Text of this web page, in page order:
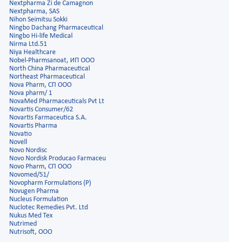
Nextpharma Zi de Camagnon
Nextpharma, SAS
Nihon Seimitsu Sokki
Ningbo Dachang Pharmaceutical
Ningbo Hi-life Medical
Nirma Ltd.51
Niya Healthcare
Nobel-Pharmsanoat, ИП ООО
North China Pharmaceutical
Northeast Pharmaceutical
Nova Pharm, СП ООО
Nova pharm/ 1
NovaMed Pharmaceuticals Pvt Lt
Novartis Consumer/62
Novartis Farmaceutica S.A.
Novartis Pharma
Novatio
Novell
Novo Nordisc
Novo Nordisk Producao Farmaceu
Novo Pharm, СП ООО
Novomed/51/
Novopharm Formulations (P)
Novugen Pharma
Nucleus Formulation
Nuclotec Remedies Pvt. Ltd
Nukus Med Tex
Nutrimed
Nutrisoft, OOO